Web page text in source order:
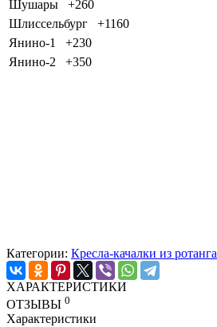
Шушары
+260
Шлиссельбург
+1160
Янино-1
+230
Янино-2
+350
Категории: Кресла-качалки из ротанга
ХАРАКТЕРИСТИКИ
ОТЗЫВЫ 0
Характеристики